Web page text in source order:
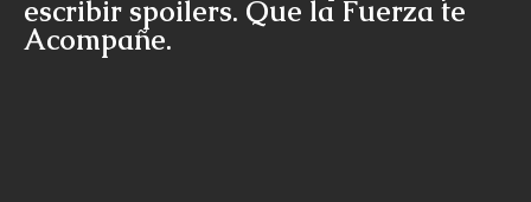
escribir spoilers. Que la Fuerza te
Acompañe.